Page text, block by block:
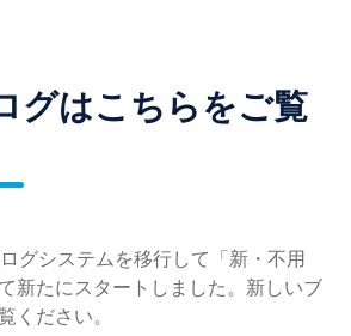
グはこちらをご覧
グシステムを移行して「新・不用
新たにスタートしました。新しいブ
ください。